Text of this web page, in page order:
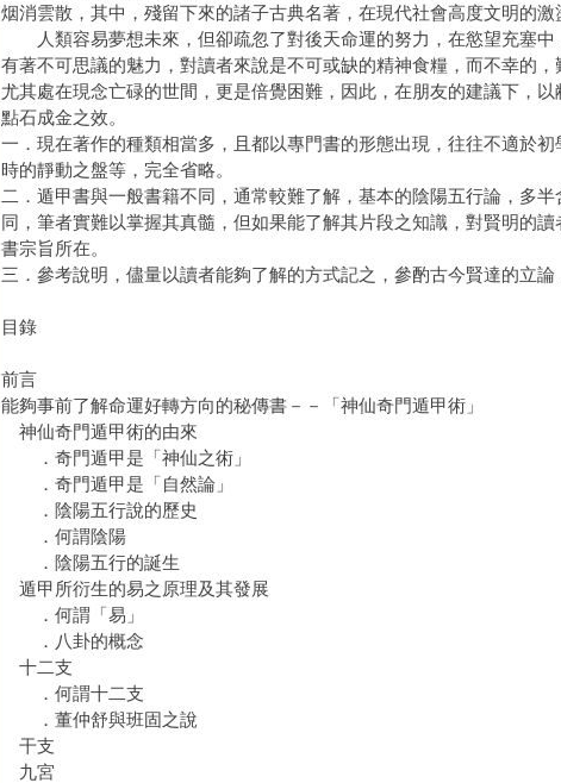
烟消雲散，其中，殘留下來的諸子古典名著，在現代社會高度文明的
人類容易夢想未來，但卻疏忽了對後天命運的努力，在慾望充塞中
有著不可思議的魅力，對讀者來說是不可或缺的精神食糧，而不幸的，
尤其處在現念亡碌的世間，更是倍覺困難，因此，在朋友的建議下，
點石成金之效。
一．現在著作的種類相當多，且都以專門書的形態出現，往往不適於初
時的靜動之盤等，完全省略。
二．遁甲書與一般書籍不同，通常較難了解，基本的陰陽五行論，多
同，筆者實難以掌握其真髓，但如果能了解其片段之知識，對賢明的
書宗旨所在。
三．參考說明，儘量以讀者能夠了解的方式記之，參酌古今賢達的立論
目錄
前言
能夠事前了解命運好轉方向的秘傳書－－「神仙奇門遁甲術」
神仙奇門遁甲術的由來
．奇門遁甲是「神仙之術」
．奇門遁甲是「自然論」
．陰陽五行說的歷史
．何謂陰陽
．陰陽五行的誕生
遁甲所衍生的易之原理及其發展
．何謂「易」
．八卦的概念
十二支
．何謂十二支
．董仲舒與班固之說
干支
九宮